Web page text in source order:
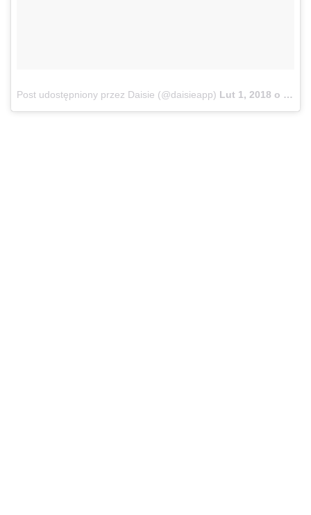
Post udostępniony przez Daisie (@daisieapp) Lut 1, 2018 o 6:23 PST